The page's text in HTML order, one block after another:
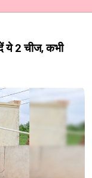
ये 2 चीज, कभी